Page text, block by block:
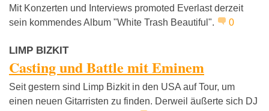
Mit Konzerten und Interviews promoted Everlast derzeit
sein kommendes Album "White Trash Beautiful".
0
LIMP BIZKIT
Casting und Battle mit Eminem
Seit gestern sind Limp Bizkit in den USA auf Tour, um
einen neuen Gitarristen zu finden. Derweil äußerte sich DJ